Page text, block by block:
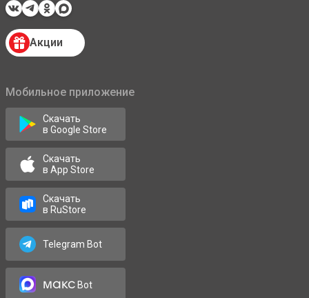
Акции
Мобильное приложение
Скачать
в Google Store
Скачать
в App Store
Скачать
в RuStore
Telegram Bot
максBot